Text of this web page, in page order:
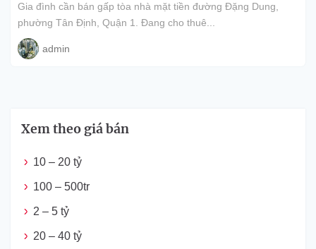
Gia đình cần bán gấp tòa nhà mặt tiền đường Đặng Dung,
phường Tân Định, Quận 1. Đang cho thuê...
admin
Xem theo giá bán
10 – 20 tỷ
100 – 500tr
2 – 5 tỷ
20 – 40 tỷ